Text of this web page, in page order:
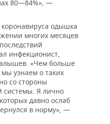
80—84%», —
одышка
многих месяцев
инфекционист,
«Чем больше
узнаем о таких
со стороны
системы. Я лично
давно ослаб
в норму», —